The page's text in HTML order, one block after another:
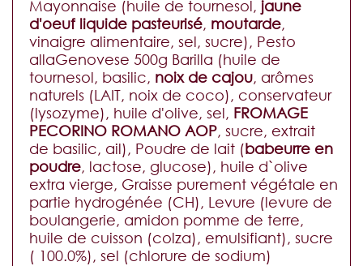
Mayonnaise (huile de tournesol, jaune
d'oeuf liquide pasteurisé, moutarde,
vinaigre alimentaire, sel, sucre), Pesto
allaGenovese 500g Barilla (huile de
tournesol, basilic, noix de cajou, arômes
naturels (LAIT, noix de coco), conservateur
(lysozyme), huile d'olive, sel, FROMAGE
PECORINO ROMANO AOP, sucre, extrait
de basilic, ail), Poudre de lait (babeurre en
poudre, lactose, glucose), huile d`olive
extra vierge, Graisse purement végétale en
partie hydrogénée (CH), Levure (levure de
boulangerie, amidon pomme de terre,
huile de cuisson (colza), emulsifiant), sucre
( 100.0%), sel (chlorure de sodium)